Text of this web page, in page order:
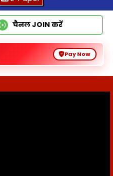
चैनलJOIN करें
Pay Now